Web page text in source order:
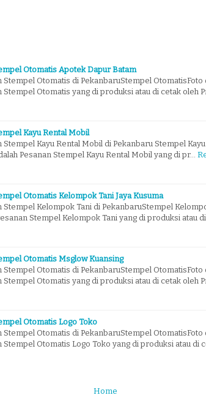
Otomatis Apotek Dapur Batam
Stempel Otomatis di PekanbaruStempel OtomatisFoto
Stempel Otomatis yang di produksi atau di cetak oleh
Kayu Rental Mobil
Stempel Kayu Rental Mobil di Pekanbaru Stempel
Pesanan Stempel Kayu Rental Mobil yang di pr…
Otomatis Kelompok Tani Jaya Kusuma
Stempel Kelompok Tani di PekanbaruStempel
Stempel Kelompok Tani yang di produksi atau di
Otomatis Msglow Kuansing
Stempel Otomatis di PekanbaruStempel OtomatisFoto
Stempel Otomatis yang di produksi atau di cetak oleh
Otomatis Logo Toko
Stempel Otomatis di PekanbaruStempel OtomatisFoto
Stempel Otomatis Logo Toko yang di produksi atau di
Home